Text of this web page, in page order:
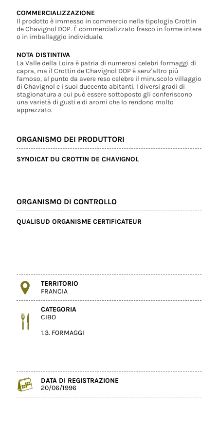
COMMERCIALIZZAZIONE
Il prodotto è immesso in commercio nella tipologia Crottin
de Chavignol DOP. È commercializzato fresco in forme intere
o in imballaggio individuale.
NOTA DISTINTIVA
La Valle della Loira è patria di numerosi celebri formaggi di
capra, ma il Crottin de Chavignol DOP è senz'altro più
famoso, al punto da avere reso celebre il minuscolo villaggio
di Chavignol e i suoi duecento abitanti. I diversi gradi di
stagionatura a cui può essere sottoposto gli conferiscono
una varietà di gusti e di aromi che lo rendono molto
apprezzato.
ORGANISMO DEI PRODUTTORI
SYNDICAT DU CROTTIN DE CHAVIGNOL
ORGANISMO DI CONTROLLO
QUALISUD ORGANISME CERTIFICATEUR
TERRITORIO
FRANCIA
CATEGORIA
CIBO
1.3. FORMAGGI
DATA DI REGISTRAZIONE
20/06/1996